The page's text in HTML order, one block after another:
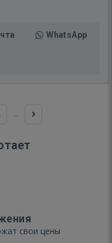
WhatsApp
...
свои цены